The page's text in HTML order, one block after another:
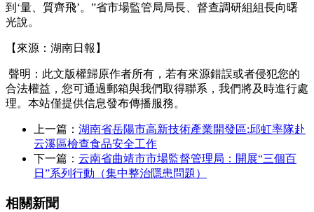
到‘量、質齊飛’。”省市場監管局局長、督查調研組組長向曙
光說。
【來源：湖南日報】
聲明：此文版權歸原作者所有，若有來源錯誤或者侵犯您的
合法權益，您可通過郵箱與我們取得聯系，我們將及時進行處
理。本站僅提供信息發布傳播服務。
上一篇： 湖南省岳陽市高新技術產業開發區:邱虹率隊赴
云溪區檢查食品安全工作
下一篇： 云南省曲靖市市場監督管理局：開展“三個百
日”系列行動（集中整治隱患問題）
相關新聞